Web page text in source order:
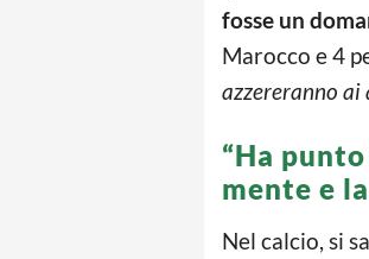
fosse un
Marocco e 4
azzereranno
“Ha
mente e
Nel calcio, si